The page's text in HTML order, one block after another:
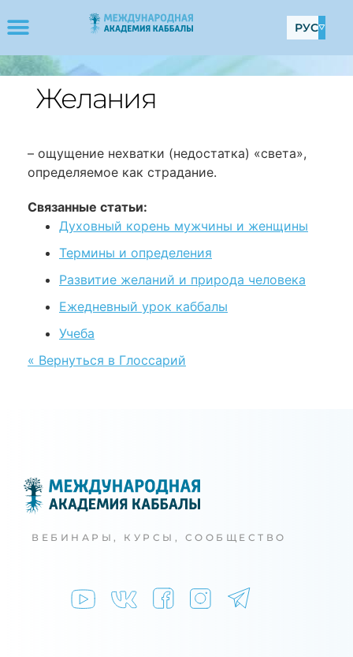
РУС
Желания
– ощущение нехватки (недостатка) «света»,
определяемое как страдание.
Связанные статьи:
Духовный корень мужчины и женщины
Термины и определения
Развитие желаний и природа человека
Ежедневный урок каббалы
Учеба
« Вернуться в Глоссарий
ВЕБИНАРЫ, КУРСЫ, СООБЩЕСТВО